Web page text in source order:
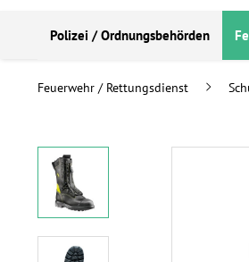
Polizei / Ordnungsbehörden
Feuerwehr / Rettungsdienst